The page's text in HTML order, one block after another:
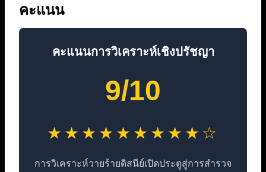
คะแนน
คะแนนการวิเคราะห์เชิงปรัชญา
9/10
★★★★★★★★★☆
การวิเคราะห์วายร้ายดิสนีย์เปิดประตูสู่การสำรวจ